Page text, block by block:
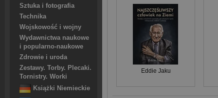
Sztuka i fotografia
Technika
Wojskowość i wojny
Wydawnictwa naukowe
i popularno-naukowe
Zdrowie i uroda
Zestawy. Torby. Plecaki.
Tornistry. Worki
Książki Niemieckie
Eddie Jaku